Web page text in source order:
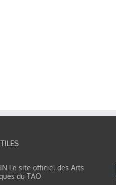
Le site officiel des Arts
du TAO